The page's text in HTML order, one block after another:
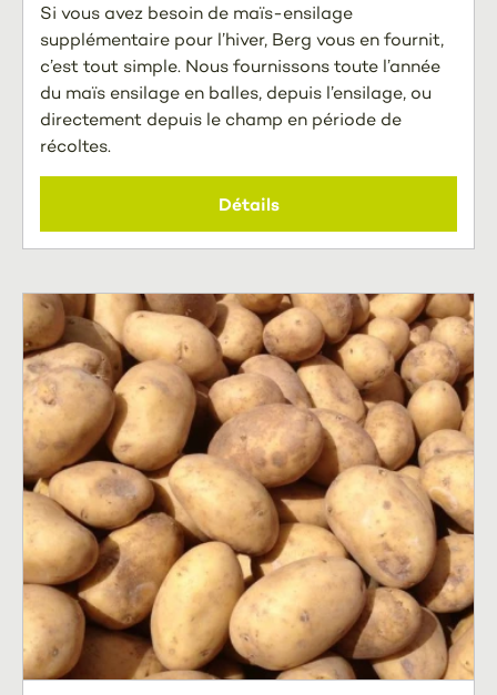
Si vous avez besoin de maïs-ensilage
supplémentaire pour l’hiver, Berg vous en fournit,
c’est tout simple. Nous fournissons toute l’année
du maïs ensilage en balles, depuis l’ensilage, ou
directement depuis le champ en période de
récoltes.
Détails